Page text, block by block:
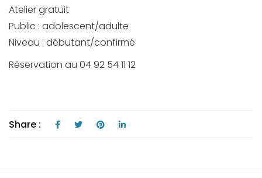
Atelier gratuit
Public : adolescent/adulte
Niveau : débutant/confirmé
Réservation au 04 92 54 11 12
Share :